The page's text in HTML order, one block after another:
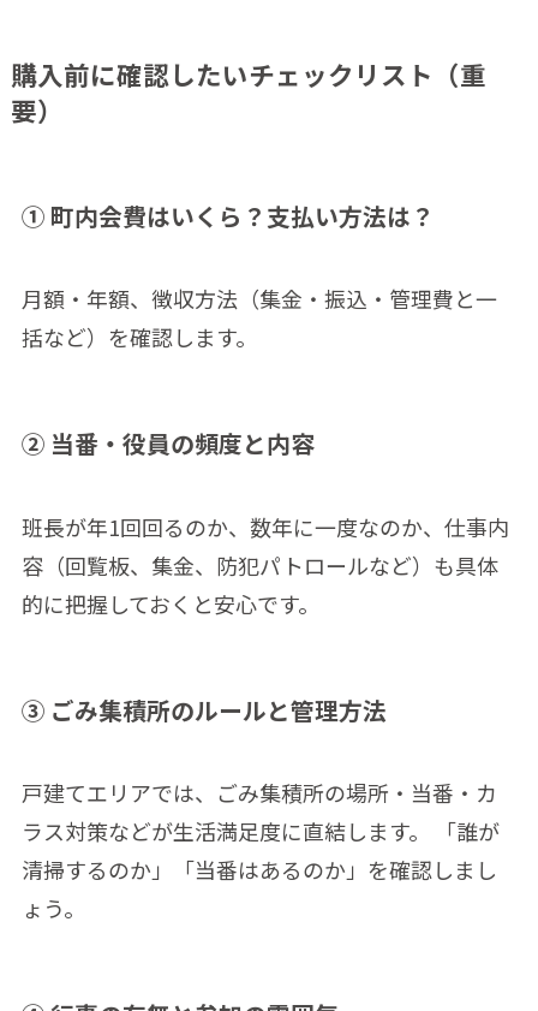
購入前に確認したいチェックリスト（重
要）
① 町内会費はいくら？支払い方法は？
月額・年額、徴収方法（集金・振込・管理費と一
括など）を確認します。
② 当番・役員の頻度と内容
班長が年1回回るのか、数年に一度なのか、仕事内
容（回覧板、集金、防犯パトロールなど）も具体
的に把握しておくと安心です。
③ ごみ集積所のルールと管理方法
戸建てエリアでは、ごみ集積所の場所・当番・カ
ラス対策などが生活満足度に直結します。 「誰が
清掃するのか」「当番はあるのか」を確認しまし
ょう。